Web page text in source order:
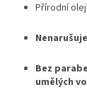
Přírodní
Bez
umělých